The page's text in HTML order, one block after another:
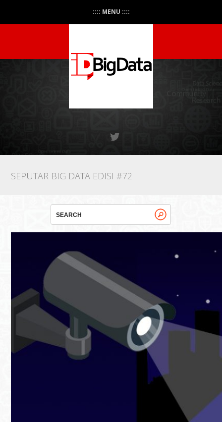
:::: MENU ::::
SEPUTAR BIG DATA EDISI #72